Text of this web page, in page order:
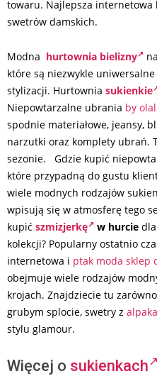
towaru. Najlepsza internetowa
swetrów damskich.
Modna hurtownia bielizny
które są niezwykle
stylizacji. Hurtownia sukienkie
Niepowtarzalne ubrania by
spodnie materiałowe, jeansy,
narzutki oraz komplety ubrań.
sezonie. Gdzie kupić
które przypadną do gustu
wiele modnych rodzajów
wpisują się w atmosferę tego
kupić szmizjerkę w hurcie
kolekcji? Popularny ostatnio
internetowa i ptak moda sklep
obejmuje wiele rodzajów
krojach. Znajdziecie tu
grubym splocie, swetry z alpaka
stylu glamour.
Więcej o sukienkach